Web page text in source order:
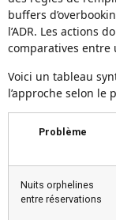
buffers
l’ADR. Les actions
comparatives entre
Voici un tableau
l’approche selon le
Problème
Nuits orphelines
entre réservations